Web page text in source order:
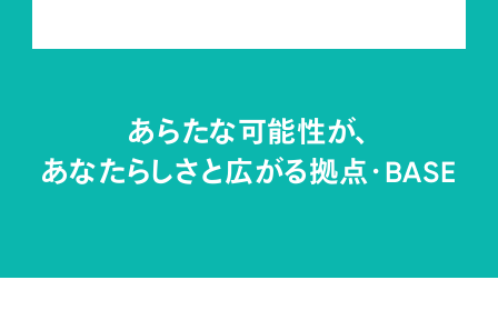
あらたな可能性が、
あなたらしさと広がる拠点・BASE